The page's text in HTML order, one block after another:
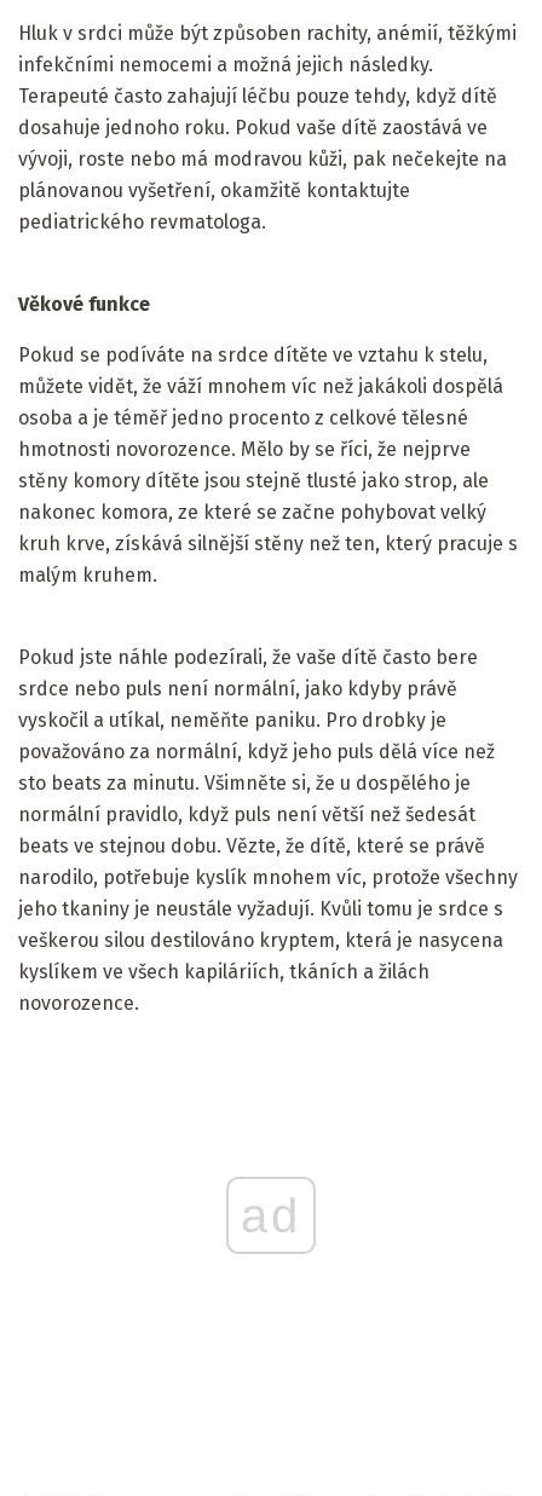
Hluk v srdci může být způsoben rachity, anémií, těžkými
infekčními nemocemi a možná jejich následky.
Terapeuté často zahajují léčbu pouze tehdy, když dítě
dosahuje jednoho roku. Pokud vaše dítě zaostává ve
vývoji, roste nebo má modravou kůži, pak nečekejte na
plánovanou vyšetření, okamžitě kontaktujte
pediatrického revmatologa.
Věkové funkce
Pokud se podíváte na srdce dítěte ve vztahu k stelu,
můžete vidět, že váží mnohem víc než jakákoli dospělá
osoba a je téměř jedno procento z celkové tělesné
hmotnosti novorozence. Mělo by se říci, že nejprve
stěny komory dítěte jsou stejně tlusté jako strop, ale
nakonec komora, ze které se začne pohybovat velký
kruh krve, získává silnější stěny než ten, který pracuje s
malým kruhem.
Pokud jste náhle podezírali, že vaše dítě často bere
srdce nebo puls není normální, jako kdyby právě
vyskočil a utíkal, neměňte paniku. Pro drobky je
považováno za normální, když jeho puls dělá více než
sto beats za minutu. Všimněte si, že u dospělého je
normální pravidlo, když puls není větší než šedesát
beats ve stejnou dobu. Vězte, že dítě, které se právě
narodilo, potřebuje kyslík mnohem víc, protože všechny
jeho tkaniny je neustále vyžadují. Kvůli tomu je srdce s
veškerou silou destilováno kryptem, která je nasycena
kyslíkem ve všech kapiláriích, tkáních a žilách
novorozence.
ad